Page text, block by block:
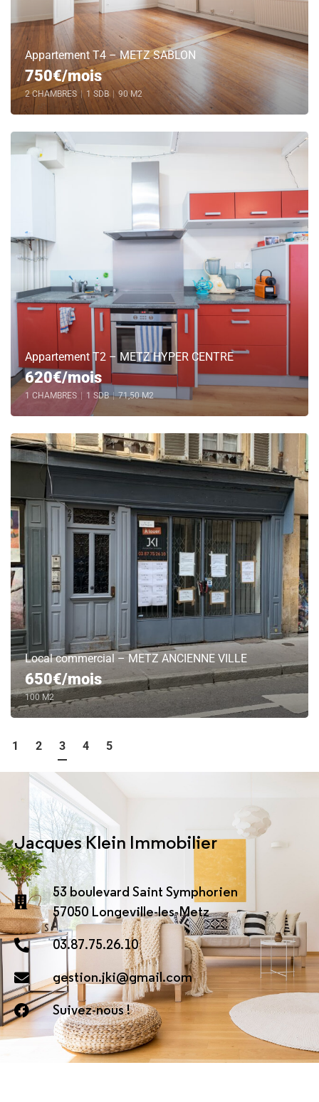
Appartement T4 – METZ SABLON
750€/mois
2 CHAMBRES | 1 SDB 90 M2
Appartement T2 – METZ HYPER CENTRE
620€/mois
1 CHAMBRES 1 SDB | 71,50 M2
Local commercial – METZ ANCIENNE VILLE
650€/mois
100 M2
1 2 3 4 5
Jacques Klein Immobilier
53 boulevard Saint Symphorien
57050 Longeville-les-Metz
03.87.75.26.10
gestion.jki@gmail.com
Suivez-nous !